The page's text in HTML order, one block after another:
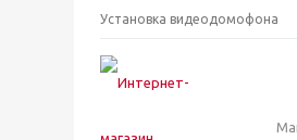
Установка видеодомофона